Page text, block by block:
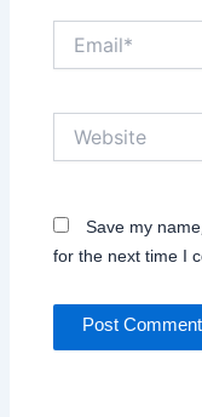
Save my
for the next time I